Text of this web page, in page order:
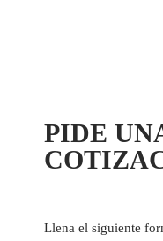
PIDE
Llena el siguiente